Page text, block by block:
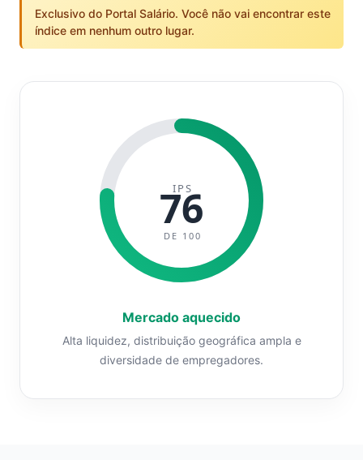
Exclusivo do Portal Salário. Você não vai encontrar este
índice em nenhum outro lugar.
IPS
76
DE 100
Mercado aquecido
Alta liquidez, distribuição geográfica ampla e
diversidade de empregadores.